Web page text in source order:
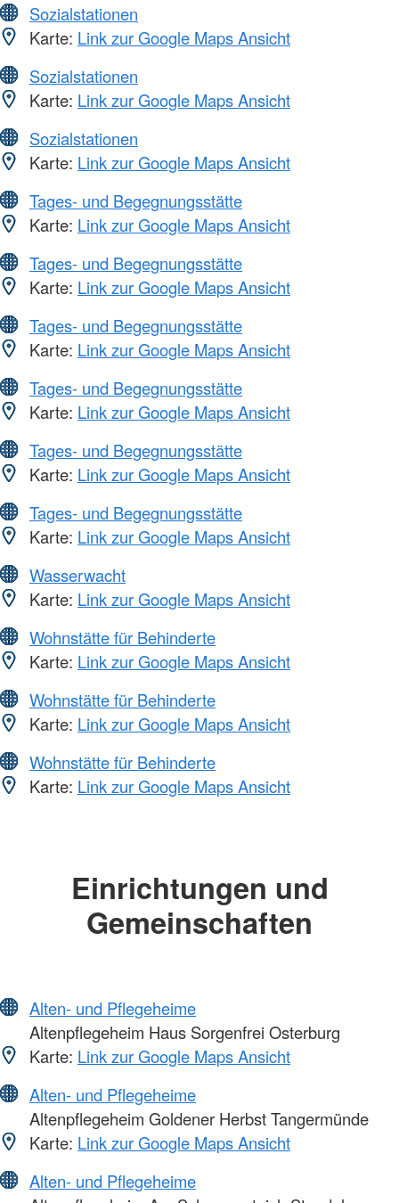
Sozialstationen
Karte: Link zur Google Maps Ansicht
Sozialstationen
Karte: Link zur Google Maps Ansicht
Sozialstationen
Karte: Link zur Google Maps Ansicht
Tages- und Begegnungsstätte
Karte: Link zur Google Maps Ansicht
Tages- und Begegnungsstätte
Karte: Link zur Google Maps Ansicht
Tages- und Begegnungsstätte
Karte: Link zur Google Maps Ansicht
Tages- und Begegnungsstätte
Karte: Link zur Google Maps Ansicht
Tages- und Begegnungsstätte
Karte: Link zur Google Maps Ansicht
Tages- und Begegnungsstätte
Karte: Link zur Google Maps Ansicht
Wasserwacht
Karte: Link zur Google Maps Ansicht
Wohnstätte für Behinderte
Karte: Link zur Google Maps Ansicht
Wohnstätte für Behinderte
Karte: Link zur Google Maps Ansicht
Wohnstätte für Behinderte
Karte: Link zur Google Maps Ansicht
Einrichtungen und
Gemeinschaften
Alten- und Pflegeheime
Altenpflegeheim Haus Sorgenfrei Osterburg
Karte: Link zur Google Maps Ansicht
Alten- und Pflegeheime
Altenpflegeheim Goldener Herbst Tangermünde
Karte: Link zur Google Maps Ansicht
Alten- und Pflegeheime